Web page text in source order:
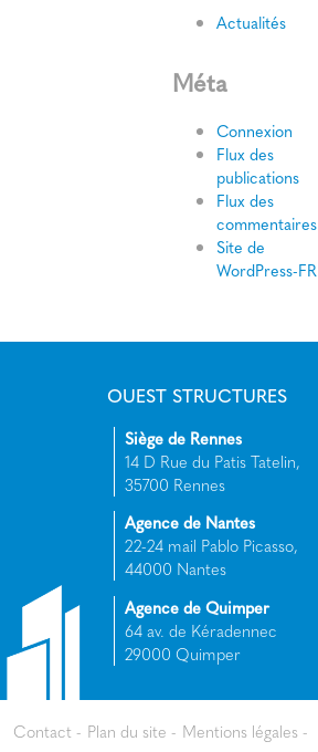
Actualités
Méta
Connexion
Flux des
publications
Flux des
commentaires
Site de
WordPress-FR
OUEST STRUCTURES
Siège de Rennes
14 D Rue du Patis Tatelin,
35700 Rennes
Agence de Nantes
22-24 mail Pablo Picasso,
44000 Nantes
Agence de Quimper
64 av. de Kéradennec
29000 Quimper
Contact Plan du site Mentions légales